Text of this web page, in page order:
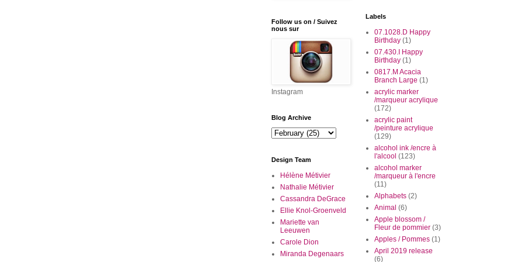
Follow us on / Suivez
nous sur
Instagram
Blog Archive
Design Team
Hélène Métivier
Nathalie Métivier
Cassandra DeGrace
Ellie Knol-Groenveld
Mariette van
Leeuwen
Carole Dion
Miranda Degenaars
Labels
07.1028.D Happy
Birthday (1)
07.430.I Happy
Birthday (1)
0817.M Acacia
Branch Large (1)
acrylic marker
/marqueur acrylique
(172)
acrylic paint
/peinture acrylique
(129)
alcohol ink /encre à
l'alcool (123)
alcohol marker
/marqueur à l'encre
(11)
Alphabets (2)
Animal (6)
Apple blossom /
Fleur de pommier (3)
Apples / Pommes (1)
April 2019 release
(6)